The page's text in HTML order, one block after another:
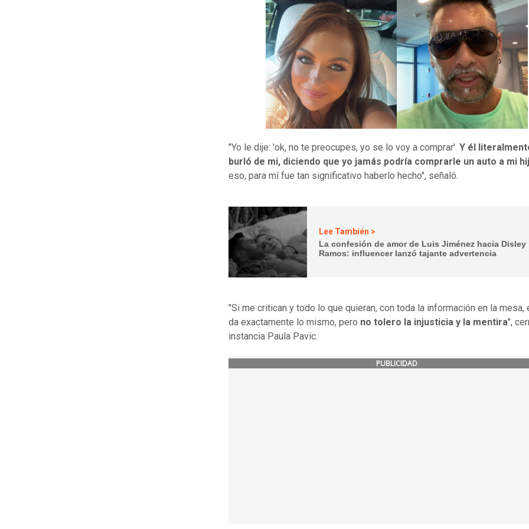
"Yo le dije: 'ok, no te preocupes, yo se lo voy a comprar'. Y él
burló de mi, diciendo que yo jamás podría comprarle un auto a mi
eso, para mí fue tan significativo haberlo hecho", señaló.
Lee También >
La confesión de amor de Luis Jiménez hacia Disley
Ramos: influencer lanzó tajante advertencia
"Si me critican y todo lo que quieran, con toda la información en la mesa,
da exactamente lo mismo, pero no tolero la injusticia y la mentira",
instancia Paula Pavic.
PUBLICIDAD